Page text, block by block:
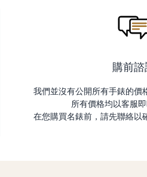
購前諮
我們並沒有公開所有手錶的價
所有價格均以客服即
在您購買名錶前，請先聯絡以